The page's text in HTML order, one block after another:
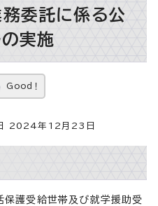
委託に係る公
実施
Good！
2024年12月23日
保護受給世帯及び就学援助受